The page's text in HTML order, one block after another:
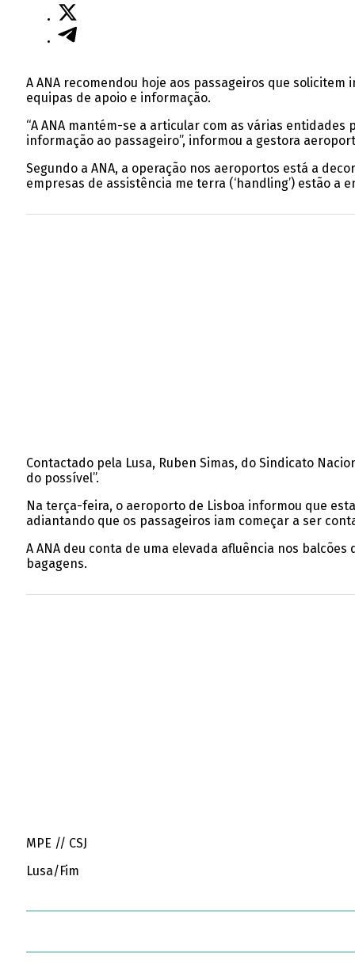
A ANA recomendou hoje aos passageiros que
equipas de apoio e informação.
“A ANA mantém-se a articular com as várias
informação ao passageiro”, informou a gestora
Segundo a ANA, a operação nos aeroportos está a
empresas de assistência me terra (‘handling’) estão a
Contactado pela Lusa, Ruben Simas, do Sindicato
do possível”.
Na terça-feira, o aeroporto de Lisboa informou que
adiantando que os passageiros iam começar a ser
A ANA deu conta de uma elevada afluência nos
bagagens.
MPE // CSJ
Lusa/Fim